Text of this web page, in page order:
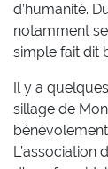
d’humanité.
notamment
simple fait dit
Il y a
sillage de
L’association